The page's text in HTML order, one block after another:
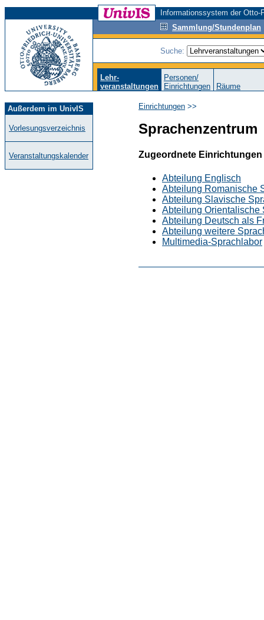
Informationssystem der
Sammlung/Stundenplan
Suche:
Lehr-
veranstaltungen
Personen/
Einrichtungen
Räume
Außerdem im UnivIS
Vorlesungsverzeichnis
Veranstaltungskalender
Einrichtungen >>
Sprachenzentrum
Zugeordnete Einrichtungen
Abteilung Englisch
Abteilung Romanische
Abteilung Slavische
Abteilung Orientalische
Abteilung Deutsch als
Abteilung weitere
Multimedia-Sprachlabor